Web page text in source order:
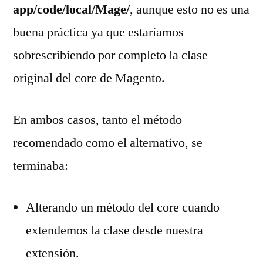
app/code/local/Mage/, aunque esto no es una
buena práctica ya que estaríamos
sobrescribiendo por completo la clase
original del core de Magento.
En ambos casos, tanto el método
recomendado como el alternativo, se
terminaba:
Alterando un método del core cuando
extendemos la clase desde nuestra
extensión.